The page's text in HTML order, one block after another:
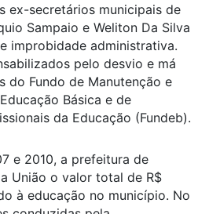
ex-secretários municipais de
Sampaio e Weliton Da Silva
improbidade administrativa.
pelo desvio e má
do Fundo de Manutenção e
Básica e de
da Educação (Fundeb).
e 2010, a prefeitura de
União o valor total de R$
à educação no município. No